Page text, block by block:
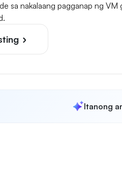
sa nakalaang pagganap ng
Itanong